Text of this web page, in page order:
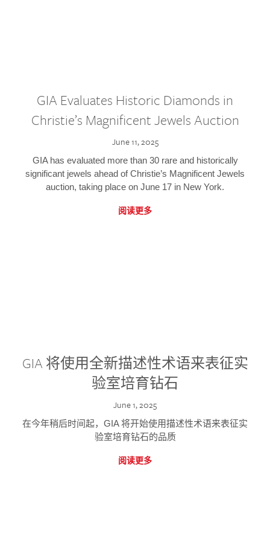
GIA Evaluates Historic Diamonds in
Christie’s Magnificent Jewels Auction
June 11, 2025
GIA has evaluated more than 30 rare and historically
significant jewels ahead of Christie’s Magnificent Jewels
auction, taking place on June 17 in New York.
阅读更多
GIA 将使用全新描述性术语来表征实
验室培育钻石
June 1, 2025
在今年稍后时间起，GIA 将开始使用描述性术语来表征实
验室培育钻石的品质
阅读更多